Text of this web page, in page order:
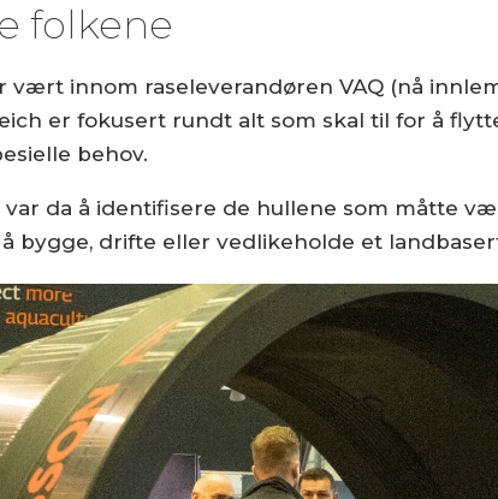
folkene
vært innom raseleverandøren VAQ (nå
er fokusert rundt alt som skal til for å
behov.
var da å identifisere de hullene som måtte
bygge, drifte eller vedlikeholde et